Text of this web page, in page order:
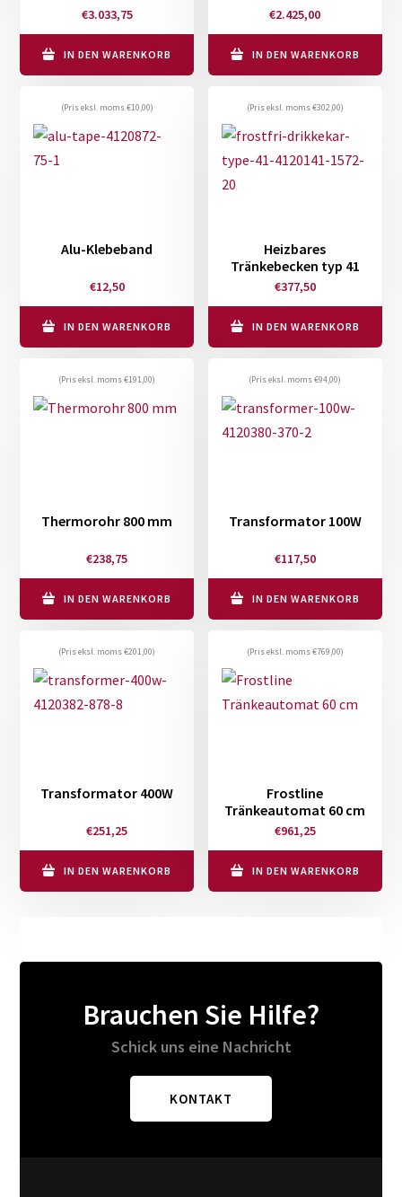
€3.033,75
IN DEN WARENKORB
€2.425,00
IN DEN WARENKORB
(Pris eksl. moms€10,00)
Alu-Klebeband
€12,50
IN DEN WARENKORB
(Pris eksl. moms€302,00)
Heizbares
Tränkebecken typ 41
€377,50
IN DEN WARENKORB
(Pris eksl. moms€191,00)
Thermorohr 800 mm
€238,75
IN DEN WARENKORB
(Pris eksl. moms€94,00)
Transformator 100W
€117,50
IN DEN WARENKORB
(Pris eksl. moms€201,00)
Transformator 400W
€251,25
IN DEN WARENKORB
(Pris eksl. moms€769,00)
Frostline
Tränkeautomat 60 cm
€961,25
IN DEN WARENKORB
Brauchen Sie Hilfe?
Schick uns eine Nachricht
KONTAKT